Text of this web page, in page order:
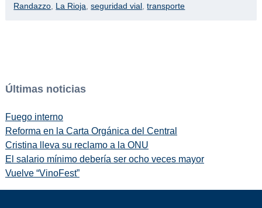
Randazzo La Rioja ,seguridad vial ,transporte
Últimas noticias
Fuego interno
Reforma en la Carta Orgánica del Central
Cristina lleva su reclamo a la ONU
El salario mínimo debería ser ocho veces mayor
Vuelve “VinoFest”